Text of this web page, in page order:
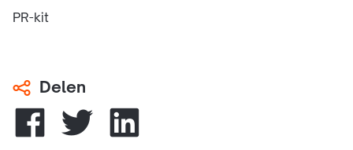
PR-kit
Delen